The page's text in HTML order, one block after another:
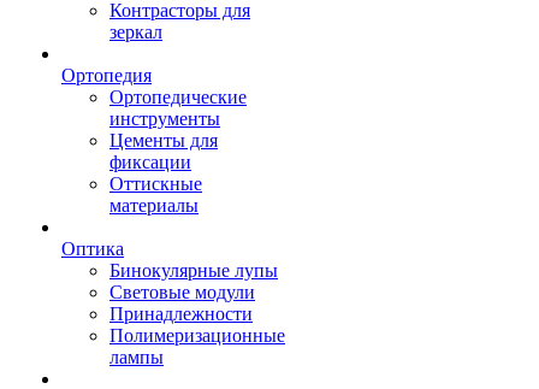
Контрасторы для
зеркал
Ортопедия
Ортопедические
инструменты
Цементы для
фиксации
Оттискные
материалы
Оптика
Бинокулярные лупы
Световые модули
Принадлежности
Полимеризационные
лампы